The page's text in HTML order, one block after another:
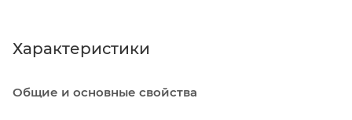
Характеристики
Общие и основные свойства